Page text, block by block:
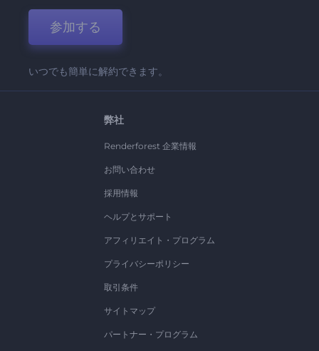
参加する
いつでも簡単に解約できます。
弊社
Renderforest 企業情報
お問い合わせ
採用情報
ヘルプとサポート
アフィリエイト・プログラム
プライバシーポリシー
取引条件
サイトマップ
パートナー・プログラム